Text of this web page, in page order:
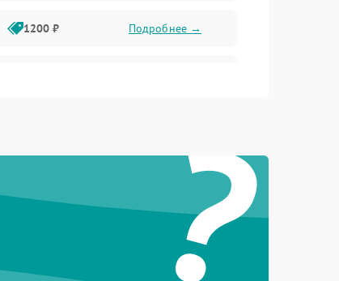
1200 ₽ Подробнее →
Подробнее →
Подробнее →
Подробнее →
?